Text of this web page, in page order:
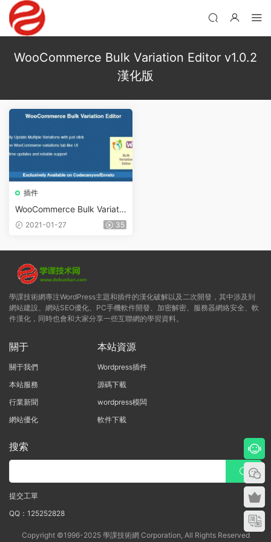
WooCommerce Bulk Variation Editor v1.0.2
漢化版
插件
WooCommerce Bulk Variatio
n Editor v1.0.2
2021-01-27 35
學課技術網專注WordPress主題和插件的漢化破解以及二次開發，其中涉及到
網站建設、網站SEO優化、PC手機軟件開發、加密解密、服務器網絡安全、軟
件漢化，同時也會和大家分享一些互聯網的學習資料。
關于
關于我們
本站服務
行業新聞
網站優化
本站資源
Wordpress插件
源碼下載
wordpress模闆
軟件下載
搜索
提交工單
QQ：125252828
Copyright ©1996-2025 學課技術網 Corporation, All Rights Reserved